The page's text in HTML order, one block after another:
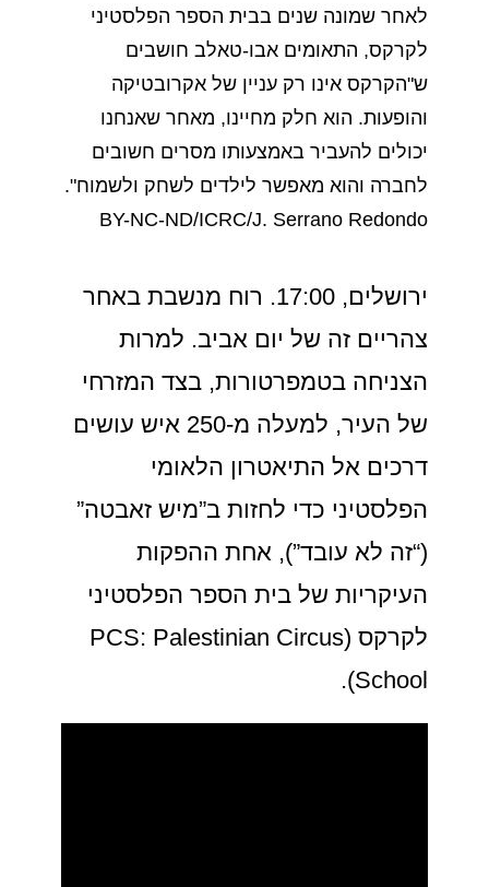
לאחר שמונה שנים בבית הספר הפלסטיני
לקרקס, התאומים אבו-טאלב חושבים
ש"הקרקס אינו רק עניין של אקרובטיקה
והופעות. הוא חלק מחיינו, מאחר שאנחנו
יכולים להעביר באמצעותו מסרים חשובים
לחברה והוא מאפשר לילדים לשחק ולשמוח".
BY-NC-ND/ICRC/J. Serrano Redondo
ירושלים, 17:00. רוח מנשבת באחר
צהריים זה של יום אביב. למרות
הצניחה בטמפרטורות, בצד המזרחי
של העיר, למעלה מ-250 איש עושים
דרכים אל התיאטרון הלאומי
הפלסטיני כדי לחזות ב”מיש זאבטה”
(“זה לא עובד”), אחת ההפקות
העיקריות של בית הספר הפלסטיני
לקרקס (PCS: Palestinian Circus
School).